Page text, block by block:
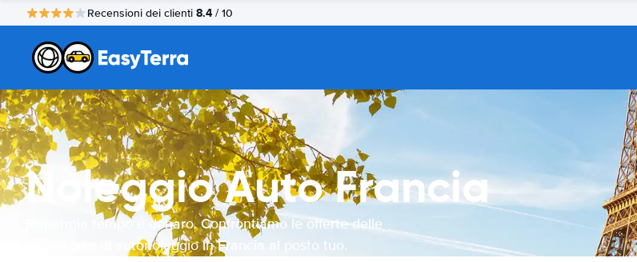
Recensioni dei clienti 8.4 / 10
Noleggio Auto Francia
Risparmia tempo e denaro. Confrontiamo le offerte delle
compagnie di autonoleggio in Francia al posto tuo.